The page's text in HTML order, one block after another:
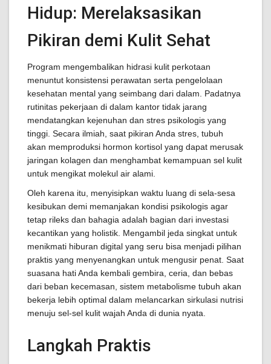
Hidup: Merelaksasikan
Pikiran demi Kulit Sehat
Program mengembalikan hidrasi kulit perkotaan
menuntut konsistensi perawatan serta pengelolaan
kesehatan mental yang seimbang dari dalam. Padatnya
rutinitas pekerjaan di dalam kantor tidak jarang
mendatangkan kejenuhan dan stres psikologis yang
tinggi. Secara ilmiah, saat pikiran Anda stres, tubuh
akan memproduksi hormon kortisol yang dapat merusak
jaringan kolagen dan menghambat kemampuan sel kulit
untuk mengikat molekul air alami.
Oleh karena itu, menyisipkan waktu luang di sela-sesa
kesibukan demi memanjakan kondisi psikologis agar
tetap rileks dan bahagia adalah bagian dari investasi
kecantikan yang holistik. Mengambil jeda singkat untuk
menikmati hiburan digital yang seru bisa menjadi pilihan
praktis yang menyenangkan untuk mengusir penat. Saat
suasana hati Anda kembali gembira, ceria, dan bebas
dari beban kecemasan, sistem metabolisme tubuh akan
bekerja lebih optimal dalam melancarkan sirkulasi nutrisi
menuju sel-sel kulit wajah Anda di dunia nyata.
Langkah Praktis